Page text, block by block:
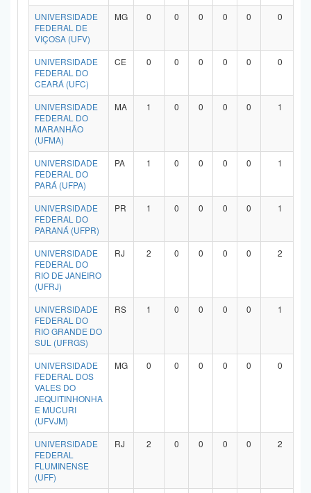
UNIVERSIDADE
FEDERAL DE
VIÇOSA (UFV)
MG 0 0 0 0 0 0
UNIVERSIDADE
FEDERAL DO
CEARÁ (UFC)
CE 0 0 0 0 0 0
UNIVERSIDADE
FEDERAL DO
MARANHÃO
(UFMA)
MA 1 0 0 0 0 1
UNIVERSIDADE
FEDERAL DO
PARÁ (UFPA)
PA 1 0 0 0 0 1
UNIVERSIDADE
FEDERAL DO
PARANÁ (UFPR)
PR 1 0 0 0 0 1
UNIVERSIDADE
FEDERAL DO
RIO DE JANEIRO
(UFRJ)
RJ 2 0 0 0 0 2
UNIVERSIDADE
FEDERAL DO
RIO GRANDE DO
SUL (UFRGS)
RS 1 0 0 0 0 1
UNIVERSIDADE
FEDERAL DOS
VALES DO
JEQUITINHONHA
E MUCURI
(UFVJM)
MG 0 0 0 0 0 0
UNIVERSIDADE
FEDERAL
FLUMINENSE
(UFF)
RJ 2 0 0 0 0 2